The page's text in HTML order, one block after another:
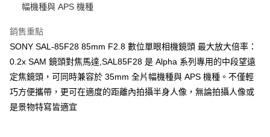
宅配
貨到付現給宅配司機 (大家電需貨到付款服務 請電洽0977103621)
每筆NT$150，滿NT$2,000(含以上)免運費
幅機種與 APS 機種
銷售重點
SONY SAL-85F28 85mm F2.8 數位單眼相機鏡頭 最大放大倍率：
0.2x SAM 鏡頭對焦馬達,SAL85F28 是 Alpha 系列專用的中段望遠
定焦鏡頭，可同時兼容於 35mm 全片幅機種與 APS 機種。不僅輕
巧方便攜帶，更可在適度的距離內拍攝半身人像，無論拍攝人像或
是景物特寫皆適宜